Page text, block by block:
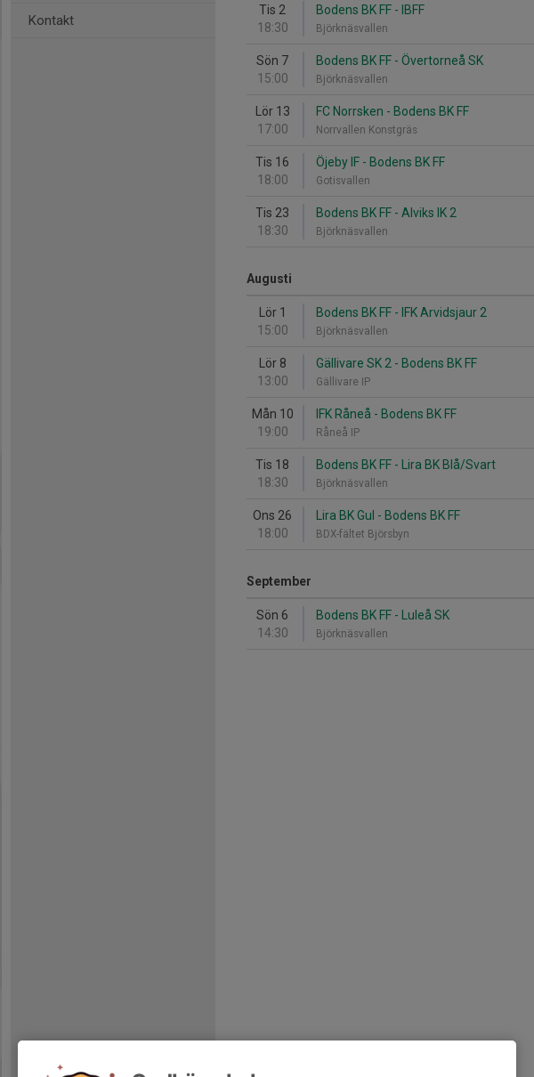
Kontakt
Tis 2
18:30
Bodens BK FF - IBFF
Björknäsvallen
Sön 7
15:00
Bodens BK FF - Övertorneå SK
Björknäsvallen
Lör 13
17:00
FC Norrsken - Bodens BK FF
Norrvallen Konstgräs
Tis 16
18:00
Öjeby IF - Bodens BK FF
Gotisvallen
Tis 23
18:30
Bodens BK FF - Alviks IK 2
Björknäsvallen
Augusti
Lör 1
15:00
Bodens BK FF - IFK Arvidsjaur 2
Björknäsvallen
Lör 8
13:00
Gällivare SK 2 - Bodens BK FF
Gällivare IP
Mån 10
19:00
IFK Råneå - Bodens BK FF
Råneå IP
Tis 18
18:30
Bodens BK FF - Lira BK Blå/Svart
Björknäsvallen
Ons 26
18:00
Lira BK Gul - Bodens BK FF
BDX-fältet Björsbyn
September
Sön 6
14:30
Bodens BK FF - Luleå SK
Björknäsvallen